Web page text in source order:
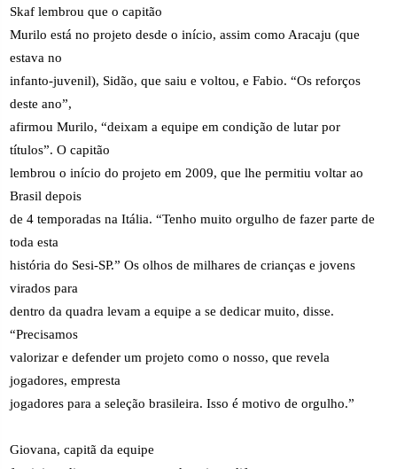
Skaf lembrou que o capitão
Murilo está no projeto desde o início, assim como Aracaju (que
estava no
infanto-juvenil), Sidão, que saiu e voltou, e Fabio. “Os reforços
deste ano”,
afirmou Murilo, “deixam a equipe em condição de lutar por
títulos”. O capitão
lembrou o início do projeto em 2009, que lhe permitiu voltar ao
Brasil depois
de 4 temporadas na Itália. “Tenho muito orgulho de fazer parte de
toda esta
história do Sesi-SP.” Os olhos de milhares de crianças e jovens
virados para
dentro da quadra levam a equipe a se dedicar muito, disse.
“Precisamos
valorizar e defender um projeto como o nosso, que revela
jogadores, empresta
jogadores para a seleção brasileira. Isso é motivo de orgulho.”
Giovana, capitã da equipe